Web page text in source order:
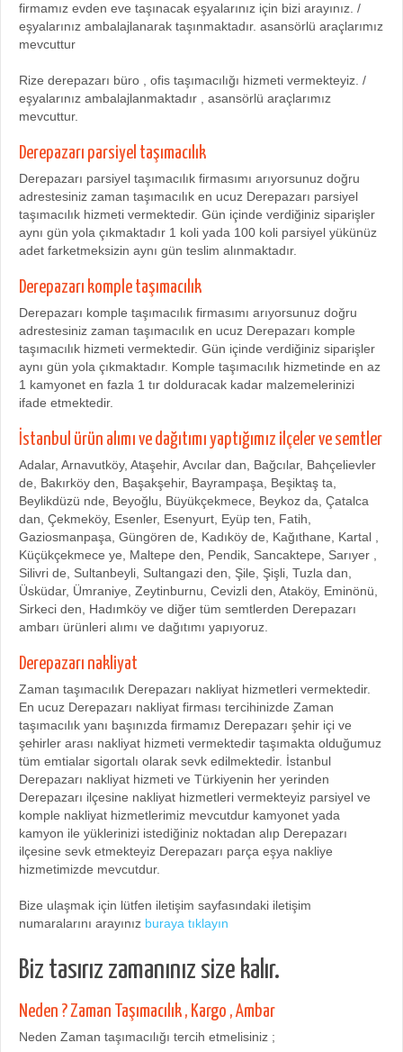
firmamız evden eve taşınacak eşyalarınız için bizi arayınız. /
eşyalarınız ambalajlanarak taşınmaktadır. asansörlü araçlarımız
mevcuttur
Rize derepazarı büro , ofis taşımacılığı hizmeti vermekteyiz. /
eşyalarınız ambalajlanmaktadır , asansörlü araçlarımız
mevcuttur.
Derepazarı parsiyel taşımacılık
Derepazarı parsiyel taşımacılık firmasımı arıyorsunuz doğru
adrestesiniz zaman taşımacılık en ucuz Derepazarı parsiyel
taşımacılık hizmeti vermektedir. Gün içinde verdiğiniz siparişler
aynı gün yola çıkmaktadır 1 koli yada 100 koli parsiyel yükünüz
adet farketmeksizin aynı gün teslim alınmaktadır.
Derepazarı komple taşımacılık
Derepazarı komple taşımacılık firmasımı arıyorsunuz doğru
adrestesiniz zaman taşımacılık en ucuz Derepazarı komple
taşımacılık hizmeti vermektedir. Gün içinde verdiğiniz siparişler
aynı gün yola çıkmaktadır. Komple taşımacılık hizmetinde en az
1 kamyonet en fazla 1 tır dolduracak kadar malzemelerinizi
ifade etmektedir.
İstanbul ürün alımı ve dağıtımı yaptığımız ilçeler ve semtler
Adalar, Arnavutköy, Ataşehir, Avcılar dan, Bağcılar, Bahçelievler
de, Bakırköy den, Başakşehir, Bayrampaşa, Beşiktaş ta,
Beylikdüzü nde, Beyoğlu, Büyükçekmece, Beykoz da, Çatalca
dan, Çekmeköy, Esenler, Esenyurt, Eyüp ten, Fatih,
Gaziosmanpaşa, Güngören de, Kadıköy de, Kağıthane, Kartal ,
Küçükçekmece ye, Maltepe den, Pendik, Sancaktepe, Sarıyer ,
Silivri de, Sultanbeyli, Sultangazi den, Şile, Şişli, Tuzla dan,
Üsküdar, Ümraniye, Zeytinburnu, Cevizli den, Ataköy, Eminönü,
Sirkeci den, Hadımköy ve diğer tüm semtlerden Derepazarı
ambarı ürünleri alımı ve dağıtımı yapıyoruz.
Derepazarı nakliyat
Zaman taşımacılık Derepazarı nakliyat hizmetleri vermektedir.
En ucuz Derepazarı nakliyat firması tercihinizde Zaman
taşımacılık yanı başınızda firmamız Derepazarı şehir içi ve
şehirler arası nakliyat hizmeti vermektedir taşımakta olduğumuz
tüm emtialar sigortalı olarak sevk edilmektedir. İstanbul
Derepazarı nakliyat hizmeti ve Türkiyenin her yerinden
Derepazarı ilçesine nakliyat hizmetleri vermekteyiz parsiyel ve
komple nakliyat hizmetlerimiz mevcutdur kamyonet yada
kamyon ile yüklerinizi istediğiniz noktadan alıp Derepazarı
ilçesine sevk etmekteyiz Derepazarı parça eşya nakliye
hizmetimizde mevcutdur.
Bize ulaşmak için lütfen iletişim sayfasındaki iletişim
numaralarını arayınız buraya tıklayın
Biz tasırız zamanınız size kalır.
Neden ? Zaman Taşımacılık , Kargo , Ambar
Neden Zaman taşımacılığı tercih etmelisiniz ;